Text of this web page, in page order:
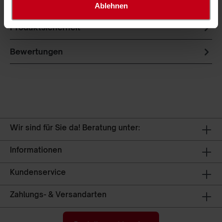
Ablehnen
einen weichen Fall. Ein…Mehr
Produktsicherheit
Bewertungen
Wir sind für Sie da! Beratung unter:
Informationen
Kundenservice
Zahlungs- & Versandarten